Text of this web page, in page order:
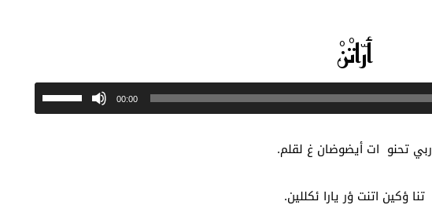
أرّاتْنْ
مشغل
الصوت
00:00
استخدم
مفاتيح
ربي تحنو ات أيضوضان غ لقلم.
تنا ؤكين اتنت ؤر يارا ئكللين.